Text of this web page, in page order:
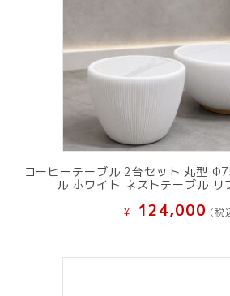
コーヒーテーブル 2台セット 丸型
ル ホワイト ネストテーブル リ
¥ 124,000 (税